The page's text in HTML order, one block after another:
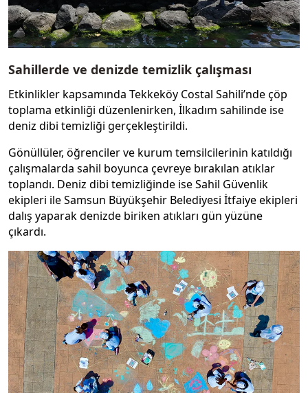
Sahillerde ve denizde temizlik çalışması
Etkinlikler kapsamında Tekkeköy Costal Sahili’nde çöp
toplama etkinliği düzenlenirken, İlkadım sahilinde ise
deniz dibi temizliği gerçekleştirildi.
Gönüllüler, öğrenciler ve kurum temsilcilerinin katıldığı
çalışmalarda sahil boyunca çevreye bırakılan atıklar
toplandı. Deniz dibi temizliğinde ise Sahil Güvenlik
ekipleri ile Samsun Büyükşehir Belediyesi İtfaiye ekipleri
dalış yaparak denizde biriken atıkları gün yüzüne
çıkardı.